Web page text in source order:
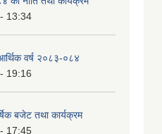
13:34
वर्ष २०८३-०८४
19:16
बजेट तथा कार्यक्रम
17:45